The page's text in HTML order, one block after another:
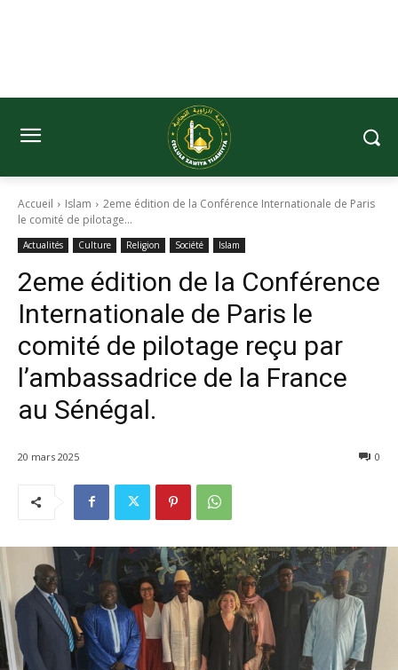
Accueil Islam
2eme édition de la Conférence Internationale de Paris
le comité de pilotage...
Actualités Culture Religion Société Islam
2eme édition de la Conférence
Internationale de Paris le
comité de pilotage reçu par
l’ambassadrice de la France
au Sénégal.
20 mars 2025 0